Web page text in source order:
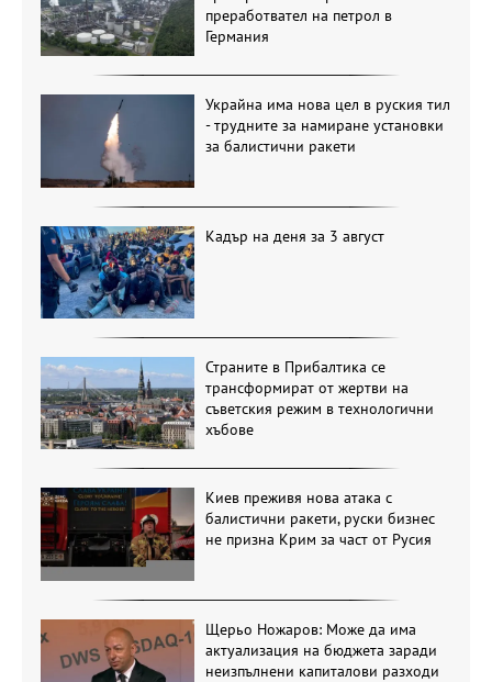
преработвател на петрол в
Германия
Украйна има нова цел в руския тил
- трудните за намиране установки
за балистични ракети
Кадър на деня за 3 август
Страните в Прибалтика се
трансформират от жертви на
съветския режим в технологични
хъбове
Киев преживя нова атака с
балистични ракети, руски бизнес
не призна Крим за част от Русия
Щерьо Ножаров: Може да има
актуализация на бюджета заради
неизпълнени капиталови разходи